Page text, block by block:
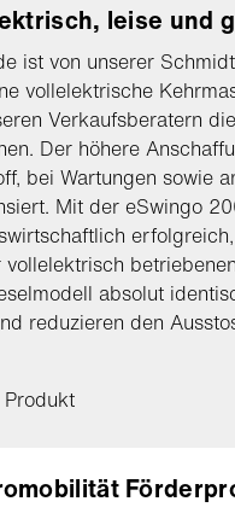
leise und
ist von unserer
vollelektrische
Verkaufsberatern
Der höhere
bei Wartungen sowie
Mit der eSwingo
vollelektrisch
absolut
reduzieren den